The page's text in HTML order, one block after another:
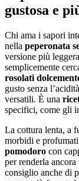
gustosa e
Chi ama i sapori
nella peperonata
versione più
semplicemente
rosolati
gusto senza
versatili. È una
specifici, come gli
La cottura lenta, a
morbidi e
pomodoro con
per renderla
consiglio anche di